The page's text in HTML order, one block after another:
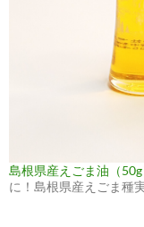
島根県産えごま油（50g
に！島根県産えごま種